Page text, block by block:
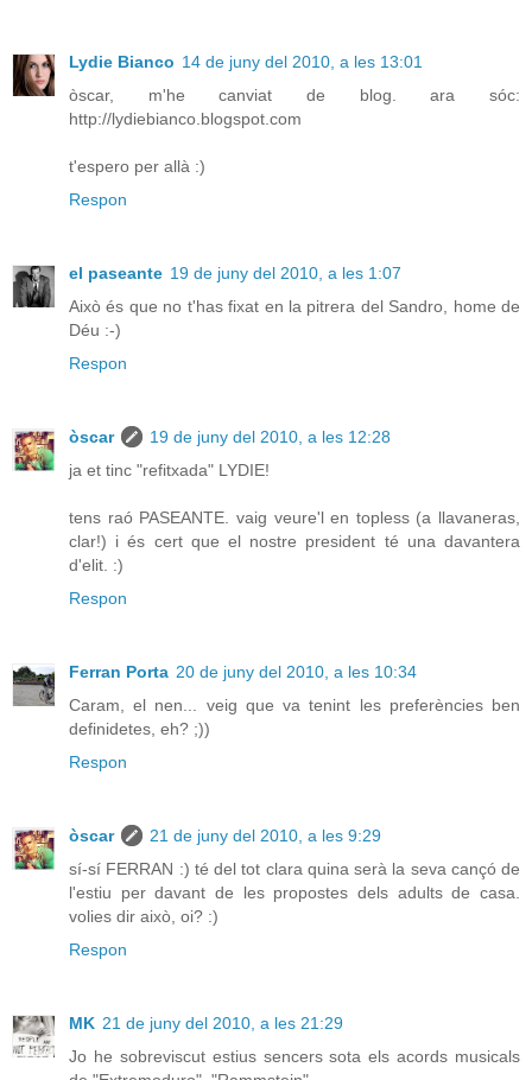
Lydie Bianco 14 de juny del 2010, a les 13:01
òscar, m'he canviat de blog. ara sóc:
http://lydiebianco.blogspot.com
t'espero per allà :)
Respon
el paseante 19 de juny del 2010, a les 1:07
Això és que no t'has fixat en la pitrera del Sandro, home de
Déu :-)
Respon
òscar
19 de juny del 2010, a les 12:28
ja et tinc "refitxada" LYDIE!
tens raó PASEANTE. vaig veure'l en topless (a llavaneras,
clar!) i és cert que el nostre president té una davantera
d'elit. :)
Respon
Ferran Porta 20 de juny del 2010, a les 10:34
Caram, el nen... veig que va tenint les preferències ben
definidetes, eh? ;))
Respon
òscar
21 de juny del 2010, a les 9:29
sí-sí FERRAN :) té del tot clara quina serà la seva cançó de
l'estiu per davant de les propostes dels adults de casa.
volies dir això, oi? :)
Respon
MK 21 de juny del 2010, a les 21:29
Jo he sobreviscut estius sencers sota els acords musicals